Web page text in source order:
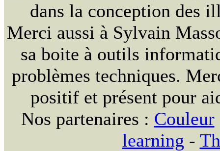
dans la conception des
Merci aussi à Sylvain
sa boite à outils
problèmes techniques.
positif et présent pour
Nos partenaires : Couleur
learning -